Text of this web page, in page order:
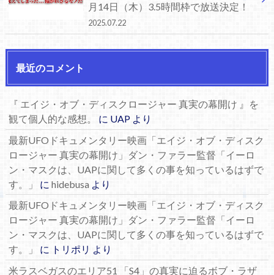
月14日（木）3.5時間枠で放送決定！
2025.07.22
最近のコメント
『 エイジ・オブ・ディスクロージャー 真実の幕開け 』を
観て個人的な感想。
に UAPより
最新UFOドキュメンタリー映画「エイジ・オブ・ディスク
ロージャー 真実の幕開け」ダン・ファラー監督「イーロ
ン・マスクは、UAPに関して多くの事を知っているはずで
す。」
に hidebusaより
最新UFOドキュメンタリー映画「エイジ・オブ・ディスク
ロージャー 真実の幕開け」ダン・ファラー監督「イーロ
ン・マスクは、UAPに関して多くの事を知っているはずで
す。」
に トリポリ より
米ラスベガスのエリア51 「S4」の真実に迫るボブ・ラザ